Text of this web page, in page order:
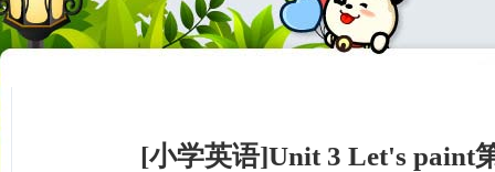
[小学英语]Unit 3 Let's paint